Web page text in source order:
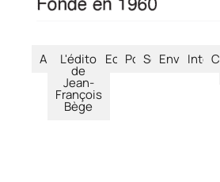
Accueil
L'édito
de
Jean-
François
Bège
Economie
Politique
Société